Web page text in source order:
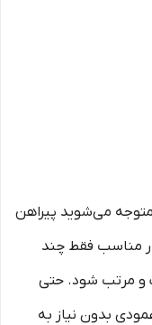
می‌شوید پیراهن
مناسب فقط چند
و مرتب شود. حتی
بدون نیاز به